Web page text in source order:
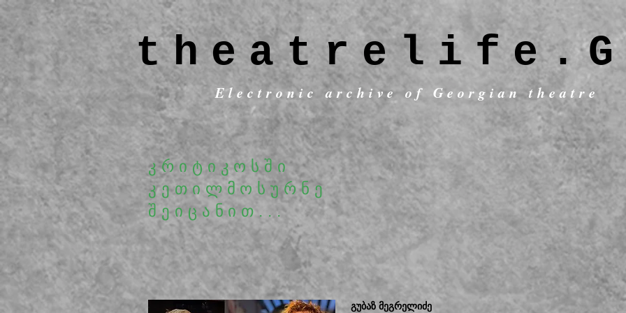
Electronic archive of Georgian theatre
კრიტიკოსში
კეთილმოსურნე
შეიცანით...
გუბაზ მეგრელიძე